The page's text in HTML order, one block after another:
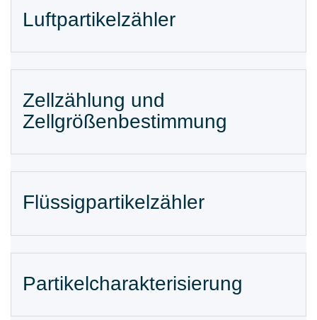
Luftpartikelzähler
Zellzählung und
Zellgrößenbestimmung
Flüssigpartikelzähler
Partikelcharakterisierung